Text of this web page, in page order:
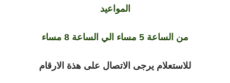
المواعيد
من الساعة 5 مساء الي الساعة 8 مساء
للاستعلام يرجى الاتصال على هذة الارقام